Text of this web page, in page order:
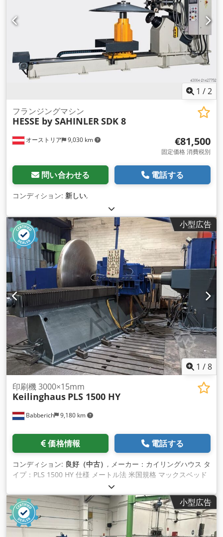
1 /2
オーストリア 9,030 km
フランジングマシン
HESSE by SAHINLERSDK 8
€81,500
固定価格 消費税別
問い合わせる 電話する
コンディション: 新しい,
小型広告
1 /8
Babberich 9,180 km
印刷機 3000×15mm
Keilinghaus PLS 1500 HY
価格情報 電話する
コンディション: 良好（中古） , メーカー：カイリングハウス タ
イプ：PLS 1500 HY 仕様 メートル法 米国規格 マックスベッド
上の製品 3000 マックスピット内製品 5000 Ø ベッド上の中心
高さ 1500mm センター間距離 2600mm 最大シート厚 15 mm
ストローク X軸 1000mm ストローク Y軸 2800mm スピード
240 Rpm パワー 75kW クイルマウント DIN 55027 - サイズ15
DIN / カムロック テールストッククイル 1200 mm
小型広告